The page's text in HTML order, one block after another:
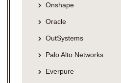
Onshape
Oracle
OutSystems
Palo Alto Networks
Everpure